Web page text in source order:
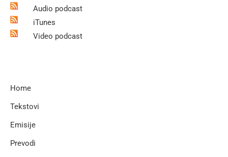
Audio podcast
iTunes
Video podcast
Home
Tekstovi
Emisije
Prevodi